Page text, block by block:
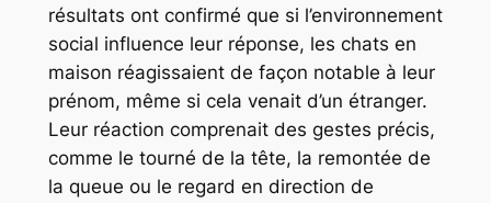
résultats ont confirmé que si l’environnement
social influence leur réponse, les chats en
maison réagissaient de façon notable à leur
prénom, même si cela venait d’un étranger.
Leur réaction comprenait des gestes précis,
comme le tourné de la tête, la remontée de
la queue ou le regard en direction de